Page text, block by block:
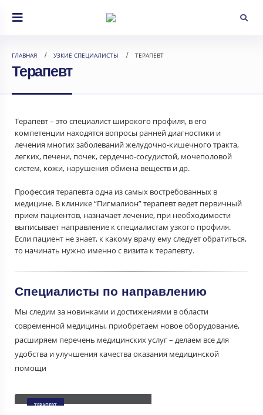
ГЛАВНАЯ УЗКИЕ СПЕЦИАЛИСТЫ ТЕРАПЕВТ
Терапевт
Терапевт – это специалист широкого профиля, в его
компетенции находятся вопросы ранней диагностики и
лечения многих заболеваний желудочно-кишечного тракта,
легких, печени, почек, сердечно-сосудистой, мочеполовой
систем, кожи, нарушения обмена веществ и др.
Профессия терапевта одна из самых востребованных в
медицине. В клинике “Пигмалион” терапевт ведет первичный
прием пациентов, назначает лечение, при необходимости
выписывает направление к специалистам узкого профиля.
Если пациент не знает, к какому врачу ему следует обратиться,
то начинать нужно именно с визита к терапевту.
Специалисты по направлению
Мы следим за новинками и достижениями в области
современной медицины, приобретаем новое оборудование,
расширяем перечень медицинских услуг – делаем все для
удобства и улучшения качества оказания медицинской
помощи
ТЕРАПЕВТ